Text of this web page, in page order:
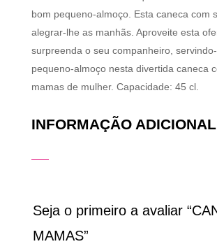
bom pequeno-almoço. Esta caneca com
alegrar-lhe as manhãs. Aproveite esta
surpreenda o seu companheiro,
pequeno-almoço nesta divertida caneca
mamas de mulher. Capacidade: 45 cl.
INFORMAÇÃO ADICIONAL
Seja o primeiro a avaliar
MAMAS”